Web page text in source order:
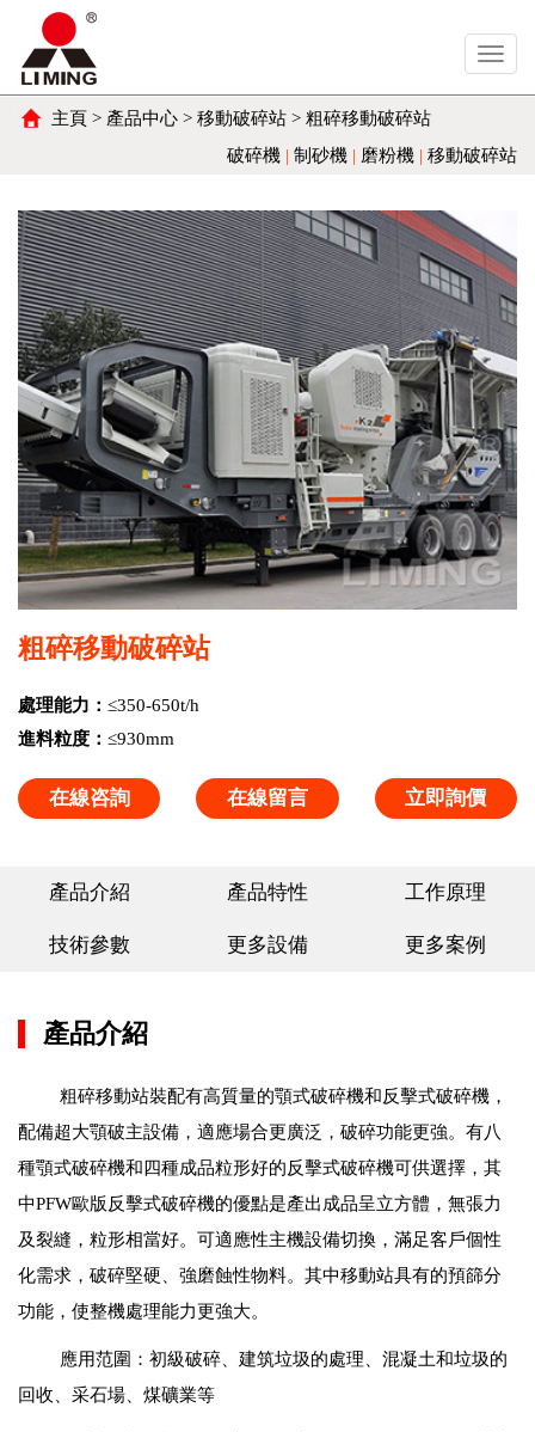
主頁 > 產品中心 > 移動破碎站 > 粗碎移動破碎站
破碎機 | 制砂機 | 磨粉機 | 移動破碎站
粗碎移動破碎站
處理能力： ≤350-650t/h
進料粒度： ≤930mm
在線咨詢 在線留言 立即詢價
產品介紹 產品特性 工作原理
技術參數 更多設備 更多案例
產品介紹
粗碎移動站裝配有高質量的顎式破碎機和反擊式破碎機，
配備超大顎破主設備，適應場合更廣泛，破碎功能更強。有八
種顎式破碎機和四種成品粒形好的反擊式破碎機可供選擇，其
中PFW歐版反擊式破碎機的優點是產出成品呈立方體，無張力
及裂縫，粒形相當好。可適應性主機設備切換，滿足客戶個性
化需求，破碎堅硬、強磨蝕性物料。其中移動站具有的預篩分
功能，使整機處理能力更強大。
應用范圍：初級破碎、建筑垃圾的處理、混凝土和垃圾的
回收、采石場、煤礦業等